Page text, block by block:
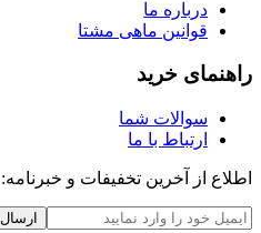
درباره ما
قوانین ماهی مشتا
راهنمای خرید
سوالات شما
ارتباط با ما
اطلاع از آخرین تخفیفات و خبرنامه:
ارسال